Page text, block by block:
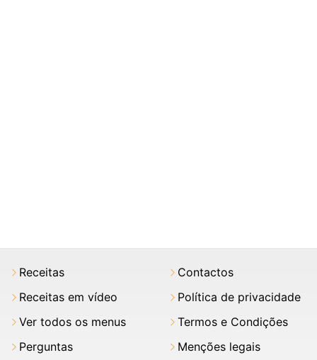
Receitas
Receitas em vídeo
Ver todos os menus
Perguntas
Contactos
Política de privacidade
Termos e Condições
Menções legais